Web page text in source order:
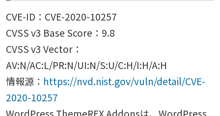
CVE-ID：CVE-2020-10257
CVSS v3 Base Score：9.8
CVSS v3 Vector：
AV:N/AC:L/PR:N/UI:N/S:U/C:H/I:H/A:H
情報源： https://nvd.nist.gov/vuln/detail/CVE-
2020-10257